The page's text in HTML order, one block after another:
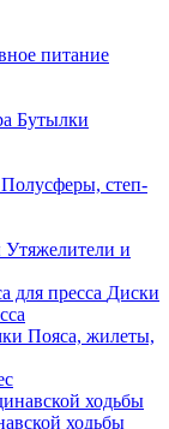
питание
Бутылки
Полусферы, степ-
Утяжелители и
Диски
Пояса, жилеты,
ходьбы